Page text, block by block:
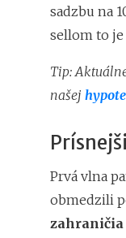
sadzbu na
sellom to je
Tip:
našej
Prvá vlna
obmedzili
zahraničia